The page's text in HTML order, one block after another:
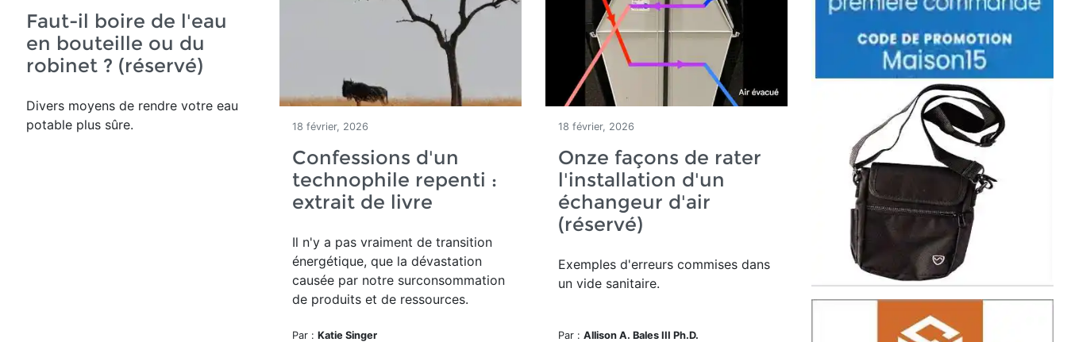
Faut-il boire de l'eau
en bouteille ou du
robinet ? (réservé)
Divers moyens de rendre votre eau
potable plus sûre.
18 février, 2026
Confessions d'un
technophile repenti :
extrait de livre
Il n'y a pas vraiment de transition
énergétique, que la dévastation
causée par notre surconsommation
de produits et de ressources.
Par : Katie Singer
18 février, 2026
Onze façons de rater
l'installation d'un
échangeur d'air
(réservé)
Exemples d'erreurs commises dans
un vide sanitaire.
Par : Allison A. Bales III Ph.D.